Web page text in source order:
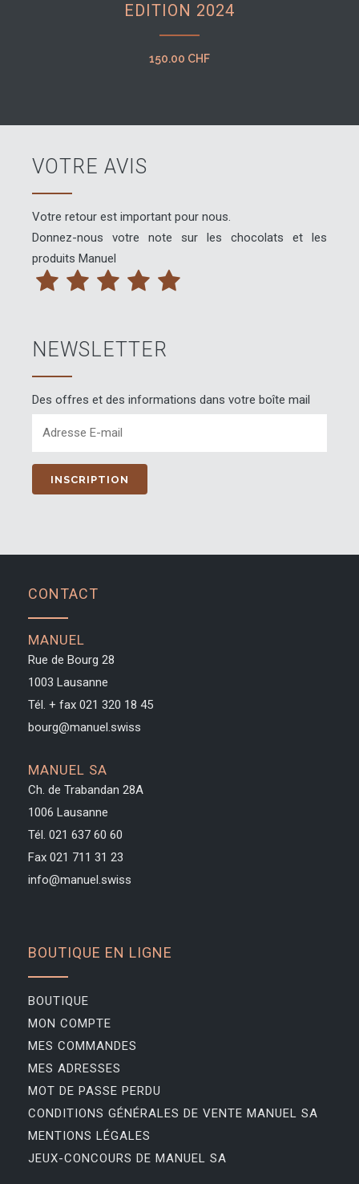
EDITION 2024
150.00 CHF
VOTRE AVIS
Votre retour est important pour nous.
Donnez-nous votre note sur les chocolats et les
produits Manuel
NEWSLETTER
Des offres et des informations dans votre boîte mail
CONTACT
MANUEL
Rue de Bourg 28
1003 Lausanne
Tél. + fax 021 320 18 45
bourg@manuel.swiss
MANUEL SA
Ch. de Trabandan 28A
1006 Lausanne
Tél. 021 637 60 60
Fax 021 711 31 23
info@manuel.swiss
BOUTIQUE EN LIGNE
BOUTIQUE
MON COMPTE
MES COMMANDES
MES ADRESSES
MOT DE PASSE PERDU
CONDITIONS GÉNÉRALES DE VENTE MANUEL SA
MENTIONS LÉGALES
JEUX-CONCOURS DE MANUEL SA